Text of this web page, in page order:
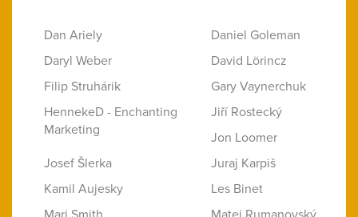
Dan Ariely
Daniel Goleman
Daryl Weber
David Lörincz
Filip Struhárik
Gary Vaynerchuk
HennekeD - Enchanting
Marketing
Jiří Rostecký
Jon Loomer
Josef Šlerka
Juraj Karpiš
Kamil Aujesky
Les Binet